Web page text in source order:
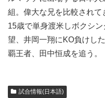
組。偉大な兄を比較されて
15歳で単身渡米しボクシ
望、井岡一翔にKO負けし
覇王者、田中恒成を追う。
試合情報(日本語)